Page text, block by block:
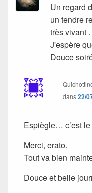
Un regard
un tendre
très vivant .
J'espère
Douce
dans22/
Espiègle… c’est le
Merci, erato.
Tout va bien
Douce et belle